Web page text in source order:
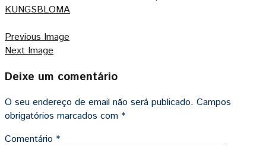
KUNGSBLOMA
Previous Image
Next Image
Deixe um comentário
O seu endereço de email não será publicado. Campos
obrigatórios marcados com *
Comentário *